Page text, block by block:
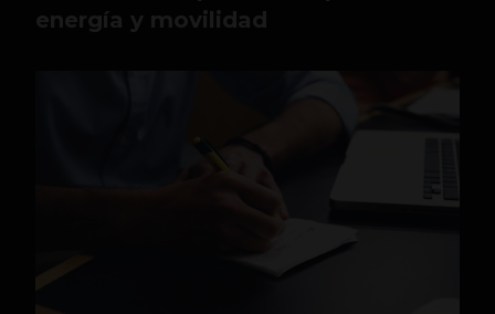
energía y movilidad